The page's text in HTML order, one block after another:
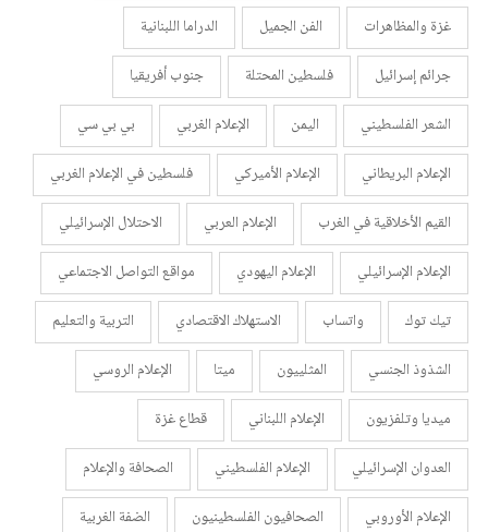
غزة والمظاهرات
الفن الجميل
الدراما اللبنانية
جرائم إسرائيل
فلسطين المحتلة
جنوب أفريقيا
الشعر الفلسطيني
اليمن الإعلام الغربي
بي بي سي
الإعلام البريطاني
الإعلام الأميركي
فلسطين في الإعلام الغربي
القيم الأخلاقية في الغرب
الإعلام العربي
الاحتلال الإسرائيلي
الإعلام الإسرائيلي
الإعلام اليهودي
مواقع التواصل الاجتماعي
تيك توك
واتساب الاستهلاك الاقتصادي
التربية والتعليم
الشذوذ الجنسي
المثلييون ميتا
الإعلام الروسي
ميديا وتلفزيون
الإعلام اللبناني
قطاع غزة
العدوان الإسرائيلي
الإعلام الفلسطيني
الصحافة والإعلام
الإعلام الأوروبي
الصحافيون الفلسطينيون
الضفة الغربية